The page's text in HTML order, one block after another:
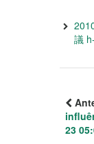
議
23